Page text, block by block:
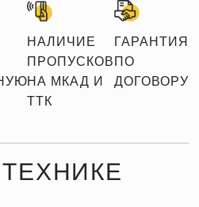
НАЛИЧИЕ
ПРОПУСКОВ
НА МКАД И
ТТК
ГАРАНТИЯ
ПО
ДОГОВОРУ